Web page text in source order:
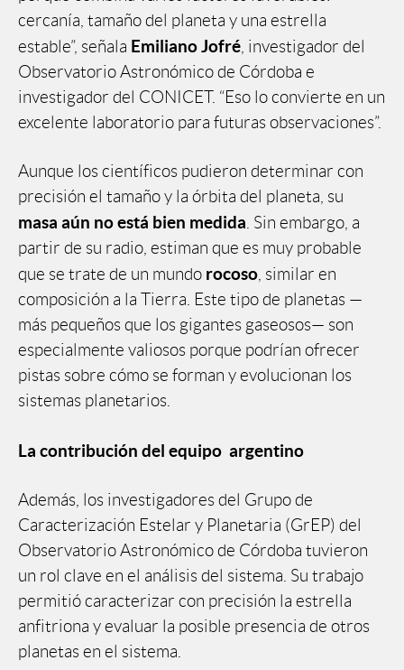
cercanía, tamaño del planeta y una estrella
estable”, señala Emiliano Jofré , investigador del
Observatorio Astronómico de Córdoba e
investigador del CONICET. “Eso lo convierte en un
excelente laboratorio para futuras observaciones”.
Aunque los científicos pudieron determinar con
precisión el tamaño y la órbita del planeta, su
masa aún no está bien medida . Sin embargo, a
partir de su radio, estiman que es muy probable
que se trate de un mundo rocoso , similar en
composición a la Tierra. Este tipo de planetas —
más pequeños que los gigantes gaseosos— son
especialmente valiosos porque podrían ofrecer
pistas sobre cómo se forman y evolucionan los
sistemas planetarios.
La contribución del equipo argentino
Además, los investigadores del Grupo de
Caracterización Estelar y Planetaria (GrEP) del
Observatorio Astronómico de Córdoba tuvieron
un rol clave en el análisis del sistema. Su trabajo
permitió caracterizar con precisión la estrella
anfitriona y evaluar la posible presencia de otros
planetas en el sistema.